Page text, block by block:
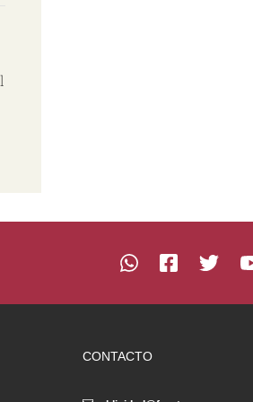
CONTACTO